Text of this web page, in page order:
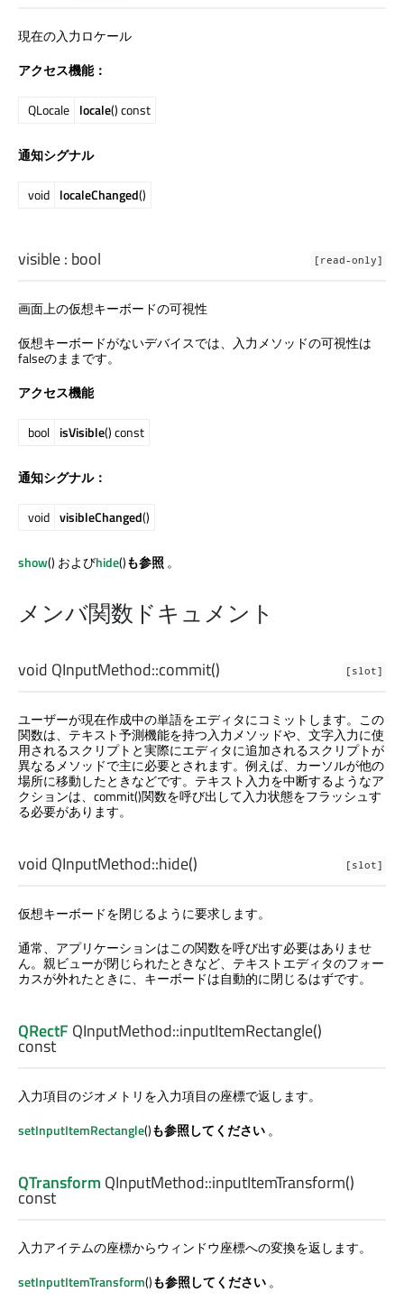
現在の入力ロケール
アクセス機能：
QLocale locale() const
通知シグナル
void localeChanged()
[read-only]
visible: bool
画面上の仮想キーボードの可視性
仮想キーボードがないデバイスでは、入力メソッドの可視性は
falseのままです。
アクセス機能
bool isVisible() const
通知シグナル：
void visibleChanged()
show() およびhide()も参照 。
メンバ関数ドキュメント
[slot]
void QInputMethod::commit()
ユーザーが現在作成中の単語をエディタにコミットします。この
関数は、テキスト予測機能を持つ入力メソッドや、文字入力に使
用されるスクリプトと実際にエディタに追加されるスクリプトが
異なるメソッドで主に必要とされます。例えば、カーソルが他の
場所に移動したときなどです。テキスト入力を中断するようなア
クションは、commit()関数を呼び出して入力状態をフラッシュす
る必要があります。
[slot]
void QInputMethod::hide()
仮想キーボードを閉じるように要求します。
通常、アプリケーションはこの関数を呼び出す必要はありませ
ん。親ビューが閉じられたときなど、テキストエディタのフォー
カスが外れたときに、キーボードは自動的に閉じるはずです。
QRectF QInputMethod::inputItemRectangle()
const
入力項目のジオメトリを入力項目の座標で返します。
setInputItemRectangle()も参照してください。
QTransform QInputMethod::inputItemTransform()
const
入力アイテムの座標からウィンドウ座標への変換を返します。
setInputItemTransform()も参照してください。